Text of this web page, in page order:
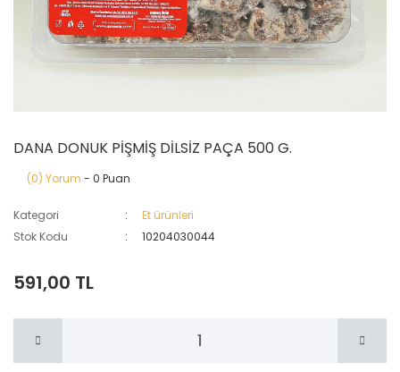
DANA DONUK PİŞMİŞ DİLSİZ PAÇA 500 G.
(0) Yorum - 0 Puan
Kategori
Et ürünleri
Stok Kodu
10204030044
591,00 TL